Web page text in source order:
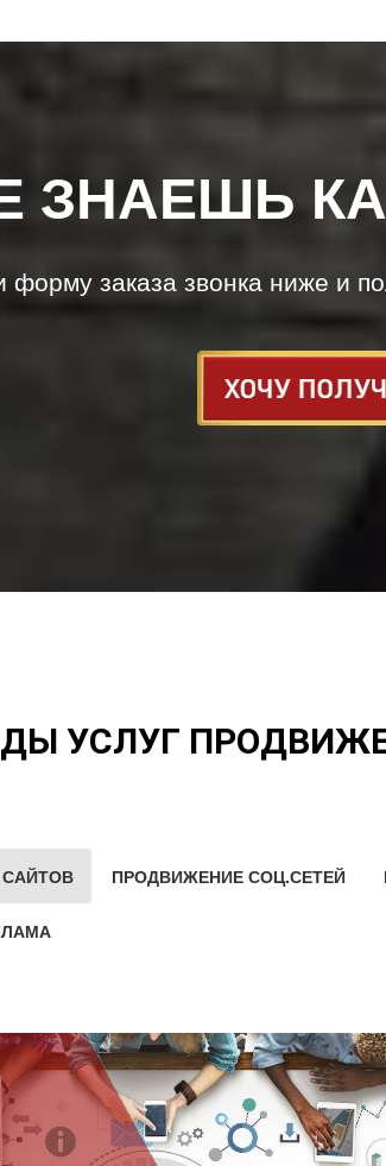
ЗНАЕШЬ
форму заказа звонка ниже и
УСЛУГ
ПРОДВИЖЕНИЕ СОЦ.СЕТЕЙ